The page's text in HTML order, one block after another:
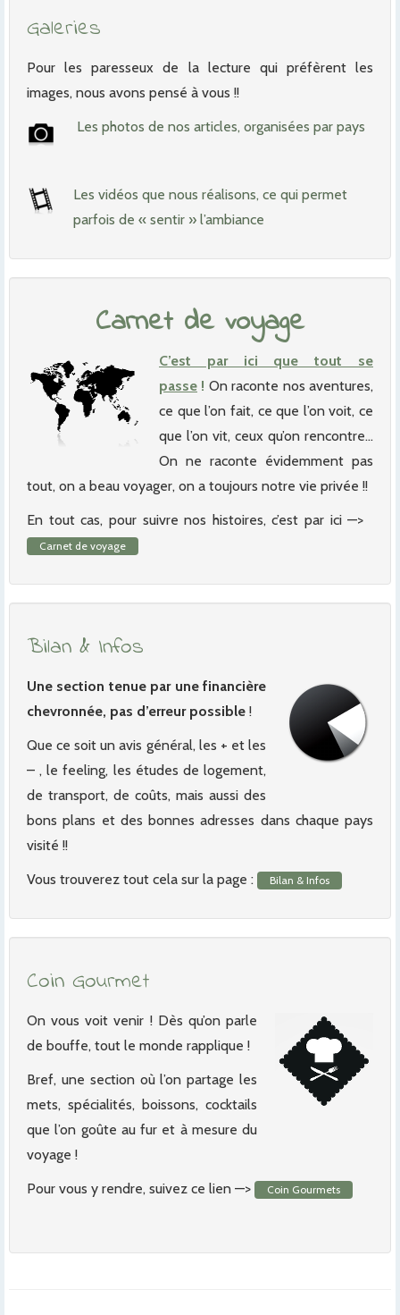
Galeries
Pour les paresseux de la lecture qui préfèrent les
images, nous avons pensé à vous !!
Les photos de nos articles, organisées par pays
Les vidéos que nous réalisons, ce qui permet
parfois de « sentir » l’ambiance
Carnet de voyage
C’est par ici que tout se
passe ! On raconte nos aventures,
ce que l’on fait, ce que l’on voit, ce
que l’on vit, ceux qu’on rencontre…
On ne raconte évidemment pas
tout, on a beau voyager, on a toujours notre vie privée !!
En tout cas, pour suivre nos histoires, c’est par ici —>
Carnet de voyage
Bilan & Infos
Une section tenue par une financière
chevronnée, pas d’erreur possible !
Que ce soit un avis général, les + et les
– , le feeling, les études de logement,
de transport, de coûts, mais aussi des
bons plans et des bonnes adresses dans chaque pays
visité !!
Vous trouverez tout cela sur la page :
Bilan & Infos
Coin Gourmet
On vous voit venir ! Dès qu’on parle
de bouffe, tout le monde rapplique !
Bref, une section où l’on partage les
mets, spécialités, boissons, cocktails
que l’on goûte au fur et à mesure du
voyage !
Pour vous y rendre, suivez ce lien —>
Coin Gourmets